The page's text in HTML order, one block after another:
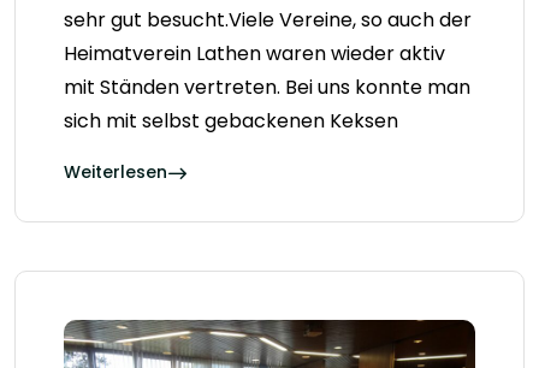
sehr gut besucht.Viele Vereine, so auch der
Heimatverein Lathen waren wieder aktiv
mit Ständen vertreten. Bei uns konnte man
sich mit selbst gebackenen Keksen
Weiterlesen